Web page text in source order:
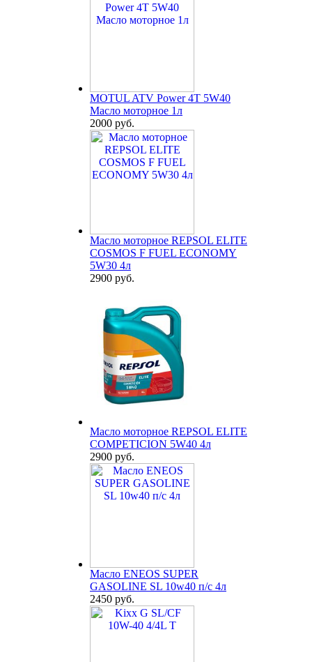
MOTUL ATV Power 4T 5W40
Масло моторное 1л
2000 руб.
Масло моторное REPSOL ELITE
COSMOS F FUEL ECONOMY
5W30 4л
2900 руб.
Масло моторное REPSOL ELITE
COMPETICION 5W40 4л
2900 руб.
Масло ENEOS SUPER
GASOLINE SL 10w40 п/с 4л
2450 руб.